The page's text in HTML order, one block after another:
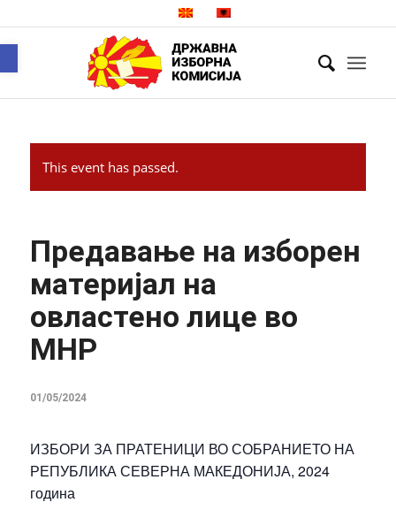
This event has passed.
Предавање на изборен
материјал на
овластено лице во
МНР
01/05/2024
ИЗБОРИ ЗА ПРАТЕНИЦИ ВО СОБРАНИЕТО НА
РЕПУБЛИКА СЕВЕРНА МАКЕДОНИЈА, 2024
година
Open toolbar